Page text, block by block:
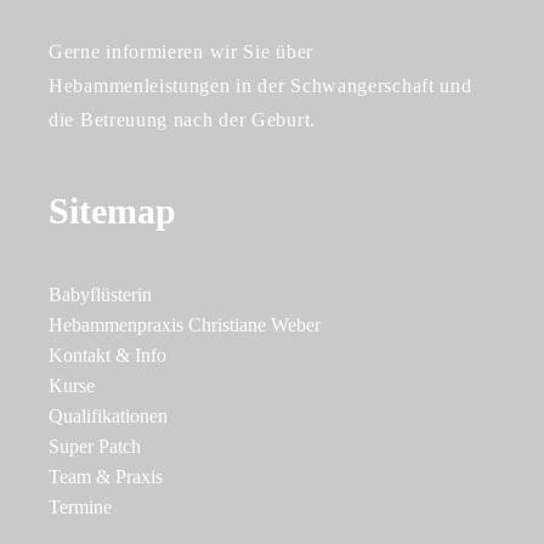
Gerne informieren wir Sie über
Hebammenleistungen in der Schwangerschaft und
die Betreuung nach der Geburt.
Sitemap
Babyflüsterin
Hebammenpraxis Christiane Weber
Kontakt & Info
Kurse
Qualifikationen
Super Patch
Team & Praxis
Termine